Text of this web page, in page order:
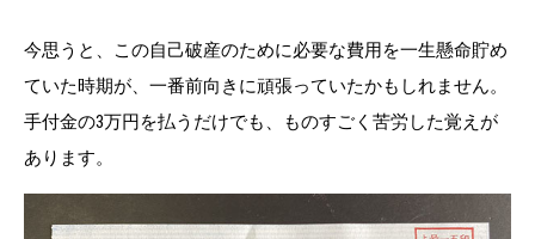
今思うと、この自己破産のために必要な費用を一生懸命貯め
ていた時期が、一番前向きに頑張っていたかもしれません。
手付金の3万円を払うだけでも、ものすごく苦労した覚えが
あります。